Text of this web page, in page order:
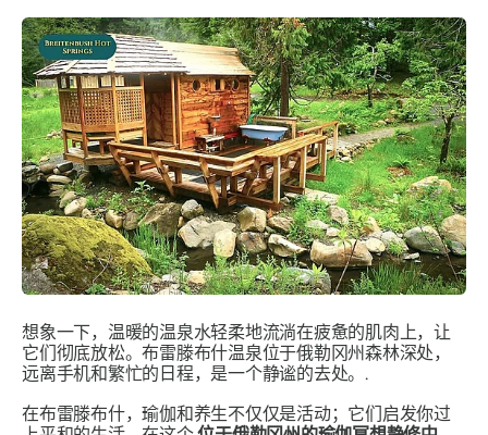
想象一下，温暖的温泉水轻柔地流淌在疲惫的肌肉上，让
它们彻底放松。布雷滕布什温泉位于俄勒冈州森林深处，
远离手机和繁忙的日程，是一个静谧的去处。.
在布雷滕布什，瑜伽和养生不仅仅是活动；它们启发你过